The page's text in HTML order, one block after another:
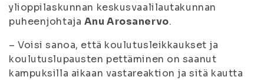
ylioppilaskunnan keskusvaalilautakunnan
puheenjohtaja Anu Arosanervo.
– Voisi sanoa, että koulutusleikkaukset ja
koulutuslupausten pettäminen on saanut
kampuksilla aikaan vastareaktion ja sitä kautta